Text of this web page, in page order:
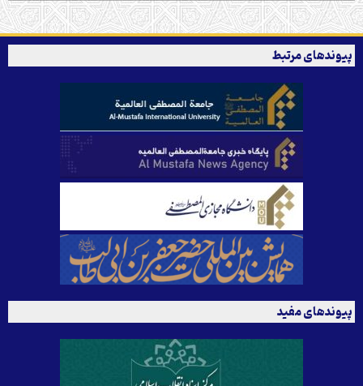
پیوندهای مرتبط
پیوندهای مفید